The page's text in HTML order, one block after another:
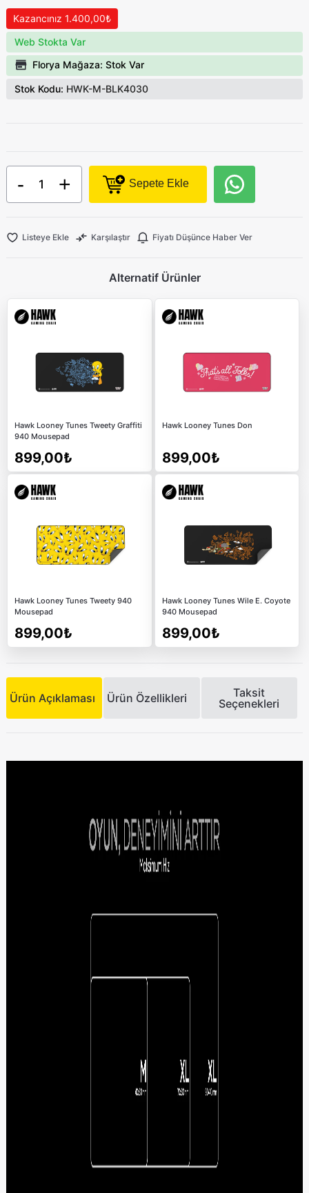
Kazancınız 1.400,00₺
Web Stokta Var
Florya Mağaza: Stok Var
Stok Kodu: HWK-M-BLK4030
- + Sepete Ekle
Listeye Ekle Karşılaştır Fiyatı Düşünce Haber Ver
Alternatif Ürünler
Hawk Looney Tunes Tweety Graffiti
940 Mousepad
899,00₺
Hawk Looney Tunes Don
899,00₺
Hawk Looney Tunes Tweety 940
Mousepad
899,00₺
Hawk Looney Tunes Wile E. Coyote
940 Mousepad
899,00₺
Ürün Açıklaması Ürün Özellikleri
Taksit
Seçenekleri